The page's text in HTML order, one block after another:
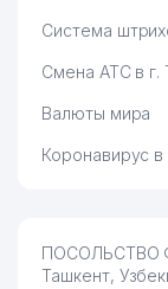
72
73
74
76 ELIUS
Система
Смена АТС в г.
Валюты мира
Коронавирус
ПОСОЛЬСТВО
Ташкент,